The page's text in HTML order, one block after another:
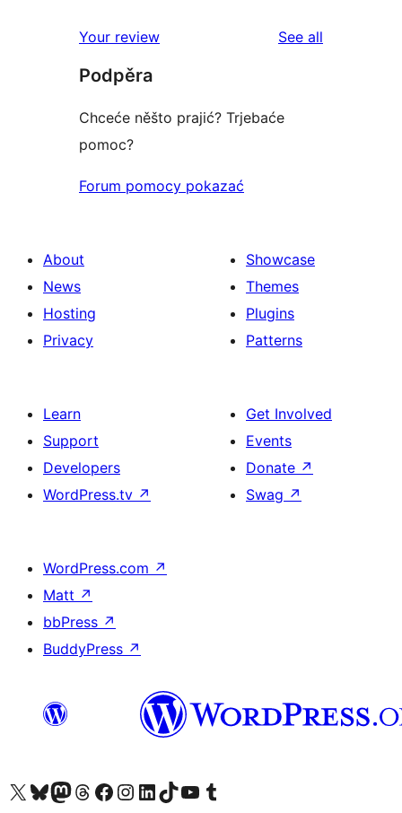
reviews
star
reviews
Your review See all
Podpěra
Chceće něšto prajić? Trjebaće
pomoc?
Forum pomocy pokazać
About
News
Hosting
Privacy
Showcase
Themes
Plugins
Patterns
Learn
Support
Developers
WordPress.tv ↗
Get Involved
Events
Donate ↗
Swag ↗
WordPress.com ↗
Matt ↗
bbPress ↗
BuddyPress ↗
Visit our X (formerly Twitter) account
Visit our Bluesky account
Visit our Mastodon account
Visit our Threads account
Visit our Facebook page
Visit our Instagram account
Visit our LinkedIn account
Visit our TikTok account
Visit our YouTube channel
Visit our Tumblr account